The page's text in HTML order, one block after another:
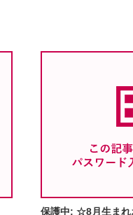
保護中: ☆8月生ま